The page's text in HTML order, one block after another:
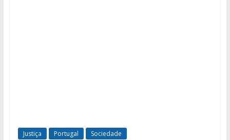
Justiça Portugal Sociedade